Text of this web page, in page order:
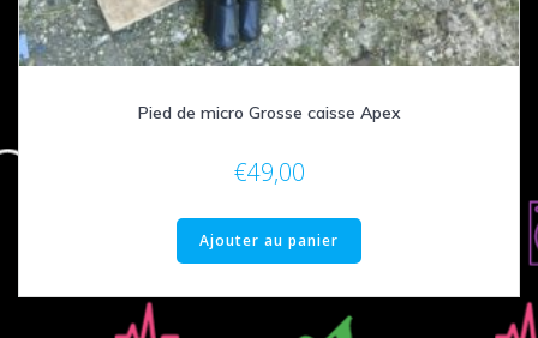
Pied de micro Grosse caisse Apex
€49,00
Ajouter au panier